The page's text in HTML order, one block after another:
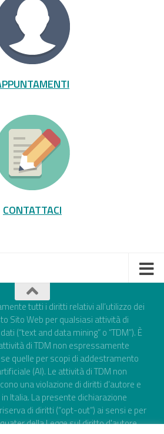
CONTATTACI
tutti i diritti relativi all’utilizzo dei
Sito Web per qualsiasi attività di
(“text and data mining” o “TDM”). È
di TDM non espressamente
quelle per scopi di addestramento
(AI). Le attività di TDM non
una violazione di diritti d’autore e
Italia. La presente dichiarazione
di diritti (“opt-out”) ai sensi e per
della Legge sul diritto d'autore,